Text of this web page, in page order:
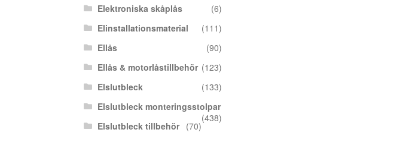
Elektroniska skåplås
(6)
Elinstallationsmaterial
(111)
Ellås
(90)
Ellås & motorlåstillbehör (123)
Elslutbleck
(133)
Elslutbleck monteringsstolpar
(438)
Elslutbleck tillbehör
(70)